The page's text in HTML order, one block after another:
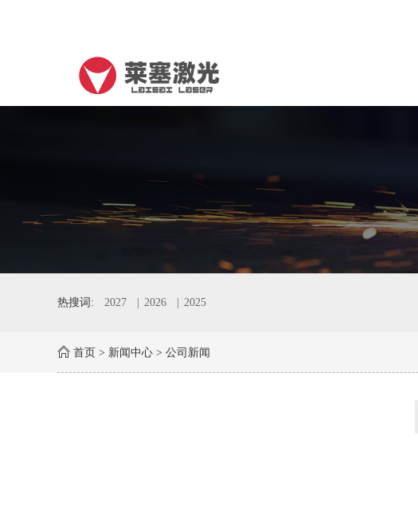
热搜词: 2027 2026 2025
首页 > 新闻中心 > 公司新闻